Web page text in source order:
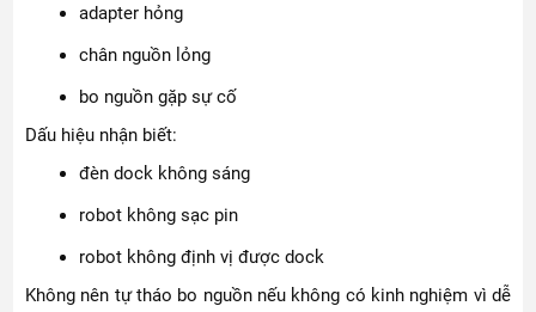
adapter hỏng
chân nguồn lỏng
bo nguồn gặp sự cố
Dấu hiệu nhận biết:
đèn dock không sáng
robot không sạc pin
robot không định vị được dock
Không nên tự tháo bo nguồn nếu không có kinh nghiệm vì dễ